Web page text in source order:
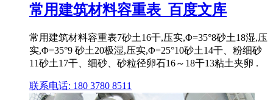
常用建筑材料容重表_百度文库
常用建筑材料容重表7砂土16干,压实,Φ=35°8砂土18湿,压
实,Φ=35°9 砂土20极湿,压实,Φ=25°10砂土14干、粉细砂
11砂土17干、细砂、砂粒径卵石16～18干13粘土夹卵 .
联系电话: 180 3780 8511